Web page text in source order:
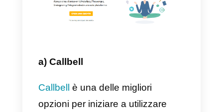
inconveniente, questo potrà